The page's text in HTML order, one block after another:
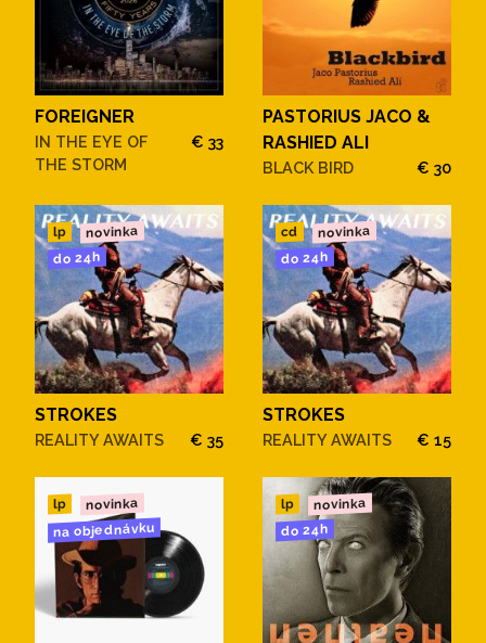
FOREIGNER
IN THE EYE OF
THE STORM
€ 33
PASTORIUS JACO &
RASHIED ALI
BLACK BIRD € 30
lp novinka
do 24h
STROKES
REALITY AWAITS € 35
cd novinka
do 24h
STROKES
REALITY AWAITS € 15
lp novinka
na objednávku
lp novinka
do 24h